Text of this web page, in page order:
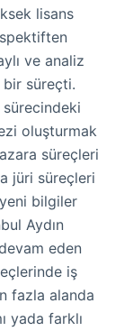
lisans
ve analiz
süreçti.
oluşturmak
süreçleri
jüri süreçleri
bilgiler
Aydın
eden
iş
fazla alanda
yada farklı